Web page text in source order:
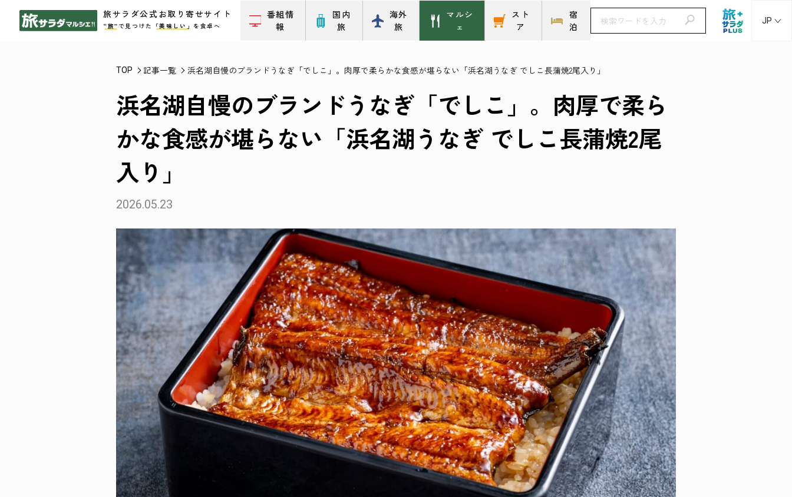
旅サラダ公式お取り寄せサイト
“旅” で見つけた 「美味しい」 を食卓へ
番組情
報
国内
旅
海外
旅
マルシ
ェ
スト
ア
宿
泊
JP
TOP 記事一覧 浜名湖自慢のブランドうなぎ「でしこ」。肉厚で柔らかな食感が堪らない「浜名湖うなぎ でしこ長蒲焼2尾入り」
浜名湖自慢のブランドうなぎ「でしこ」。肉厚で柔ら
かな食感が堪らない「浜名湖うなぎ でしこ長蒲焼2尾
入り」
2026.05.23